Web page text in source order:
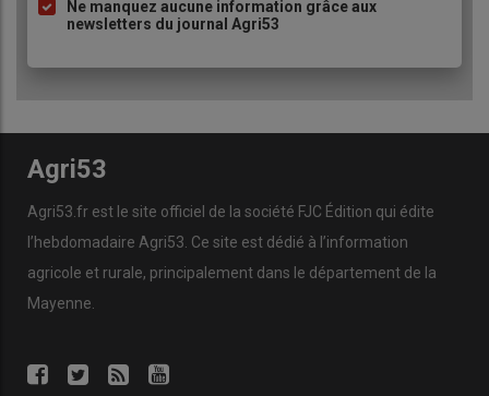
Ne manquez aucune information grâce aux
newsletters du journal Agri53
Agri53
Agri53.fr est le site officiel de la société FJC Édition qui édite
l’hebdomadaire Agri53. Ce site est dédié à l’information
agricole et rurale, principalement dans le département de la
Mayenne.